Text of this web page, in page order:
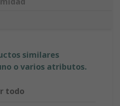
similares
o varios atributos.
todo